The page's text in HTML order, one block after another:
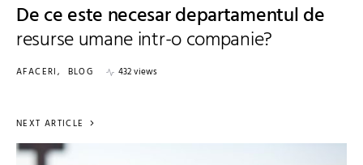
De ce este necesar departamentul de
resurse umane intr-o companie?
AFACERI BLOG 432 views
NEXT ARTICLE